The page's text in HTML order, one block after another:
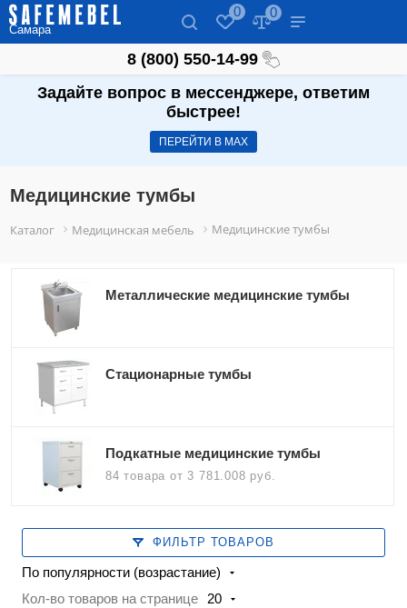
Самара
0 0
8 (800) 550-14-99
Задайте вопрос в мессенджере, ответим
быстрее!
ПЕРЕЙТИ В МАХ
Медицинские тумбы
Каталог Медицинская мебель Медицинские тумбы
Металлические медицинские тумбы
Стационарные тумбы
Подкатные медицинские тумбы
84 товара от 3 781.008 руб.
ФИЛЬТР ТОВАРОВ
По популярности (возрастание)
Кол-во товаров на странице
20